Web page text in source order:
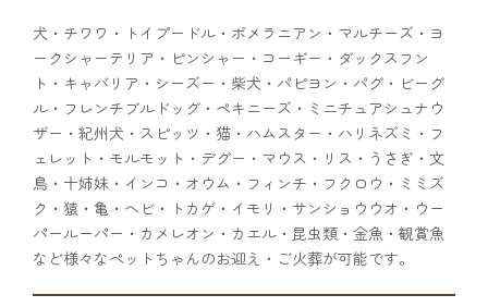
犬・チワワ・トイプードル・ポメラニアン・マルチーズ・ヨ
ークシャーテリア・ピンシャー・コーギー・ダックスフン
ト・キャバリア・シーズー・柴犬・パピヨン・パグ・ビーグ
ル・フレンチブルドッグ・ペキニーズ・ミニチュアシュナウ
ザー・紀州犬・スピッツ・猫・ハムスター・ハリネズミ・フ
ェレット・モルモット・デグー・マウス・リス・うさぎ・文
鳥・十姉妹・インコ・オウム・フィンチ・フクロウ・ミミズ
ク・猿・亀・ヘビ・トカゲ・イモリ・サンショウウオ・ウー
パールーパー・カメレオン・カエル・昆虫類・金魚・観賞魚
など様々なペットちゃんのお迎え・ご火葬が可能です。